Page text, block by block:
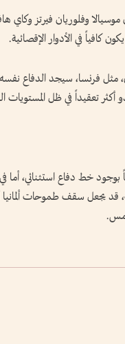
وفلوريان فيرتز وكاي
كافياً في الأدوار الإقصائية.
مثل فرنسا، سيجد الدفاع
تعقيداً في ظل المستويات
بوجود خط دفاع استثنائي،
قد يجعل سقف طموحات